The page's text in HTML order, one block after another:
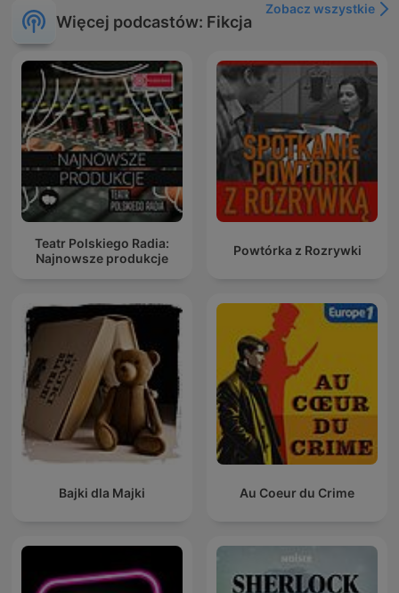
Więcej podcastów: Fikcja
Zobacz wszystkie
Teatr Polskiego Radia:
Najnowsze produkcje
Powtórka z Rozrywki
Bajki dla Majki Au Coeur du Crime